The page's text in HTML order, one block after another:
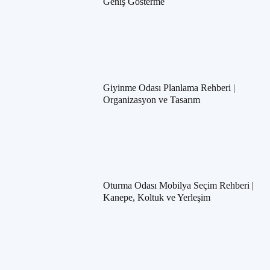
Giyinme Odası Planlama Rehberi |
Organizasyon ve Tasarım
Oturma Odası Mobilya Seçim Rehberi |
Kanepe, Koltuk ve Yerleşim